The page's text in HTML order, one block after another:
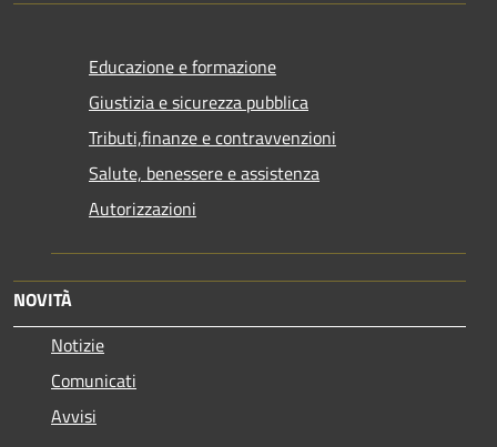
Educazione e formazione
Giustizia e sicurezza pubblica
Tributi,finanze e contravvenzioni
Salute, benessere e assistenza
Autorizzazioni
NOVITÀ
Notizie
Comunicati
Avvisi